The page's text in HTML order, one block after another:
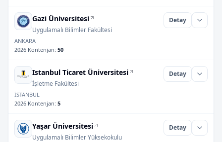
Gazi Üniversitesi
Uygulamalı Bilimler Fakültesi
Detay
ANKARA
2026 Kontenjan: 50
Istanbul Ticaret Üniversitesi
İşletme Fakültesi
Detay
İSTANBUL
2026 Kontenjan: 5
Yaşar Üniversitesi
Uygulamalı Bilimler Yüksekokulu
Detay